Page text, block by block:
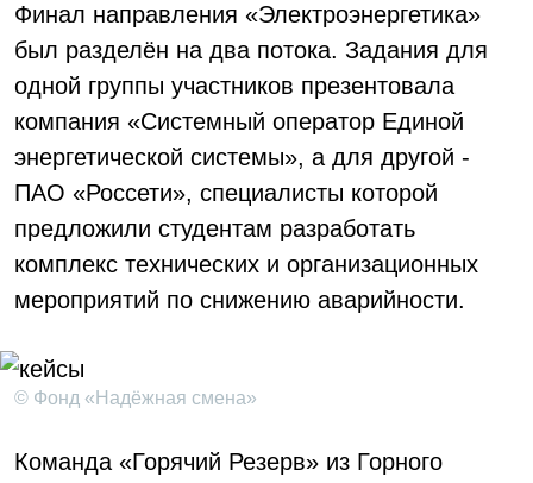
Финал направления «Электроэнергетика»
был разделён на два потока. Задания для
одной группы участников презентовала
компания «Системный оператор Единой
энергетической системы», а для другой -
ПАО «Россети», специалисты которой
предложили студентам разработать
комплекс технических и организационных
мероприятий по снижению аварийности.
© Фонд «Надёжная смена»
Команда «Горячий Резерв» из Горного